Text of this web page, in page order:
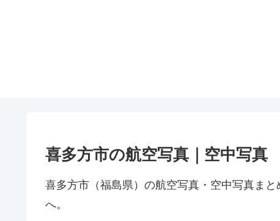
喜多方市の航空写真｜空中写真
喜多方市（福島県）の航空写真・空中写真ま
へ。